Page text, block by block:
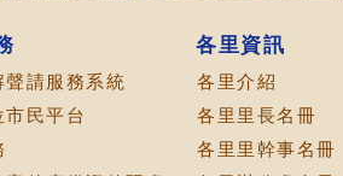
聲請服務系統
民平台
各里資訊
各里介紹
各里里長名冊
各里里幹事名冊